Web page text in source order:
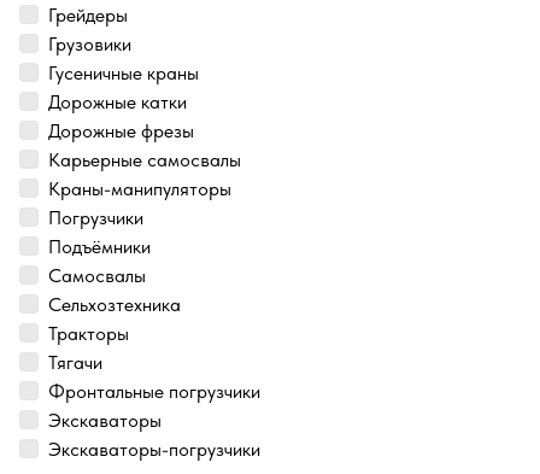
Грейдеры
Грузовики
Гусеничные краны
Дорожные катки
Дорожные фрезы
Карьерные самосвалы
Краны-манипуляторы
Погрузчики
Подъёмники
Самосвалы
Сельхозтехника
Тракторы
Тягачи
Фронтальные погрузчики
Экскаваторы
Экскаваторы-погрузчики